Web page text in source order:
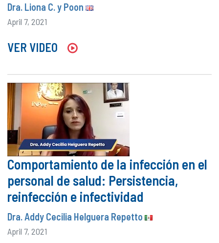
Dra. Liona C. y Poon
April 7, 2021
VER VIDEO
Comportamiento de la infección en el
personal de salud: Persistencia,
reinfección e infectividad
Dra. Addy Cecilia Helguera Repetto
April 7, 2021